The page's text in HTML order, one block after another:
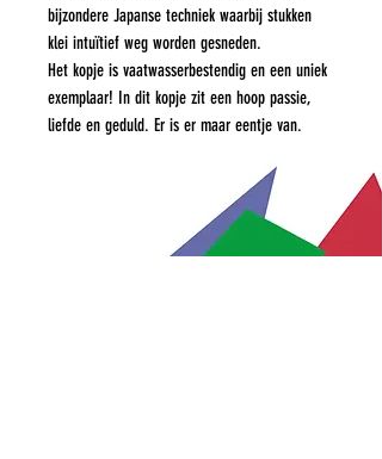
bijzondere Japanse techniek waarbij stukken
klei intuïtief weg worden gesneden.
Het kopje is vaatwasserbestendig en een uniek
exemplaar! In dit kopje zit een hoop passie,
liefde en geduld. Er is er maar eentje van.